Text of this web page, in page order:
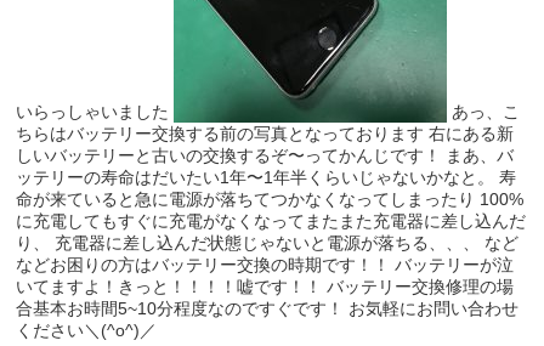
いらっしゃいました
あっ、こ
ちらはバッテリー交換する前の写真となっております 右にある新
しいバッテリーと古いの交換するぞ〜ってかんじです！ まあ、バ
ッテリーの寿命はだいたい1年〜1年半くらいじゃないかなと。 寿
命が来ていると急に電源が落ちてつかなくなってしまったり 100%
に充電してもすぐに充電がなくなってまたまた充電器に差し込んだ
り、 充電器に差し込んだ状態じゃないと電源が落ちる、、、 など
などお困りの方はバッテリー交換の時期です！！ バッテリーが泣
いてますよ！きっと！！！！嘘です！！ バッテリー交換修理の場
合基本お時間5~10分程度なのですぐです！ お気軽にお問い合わせ
ください＼(^o^)／